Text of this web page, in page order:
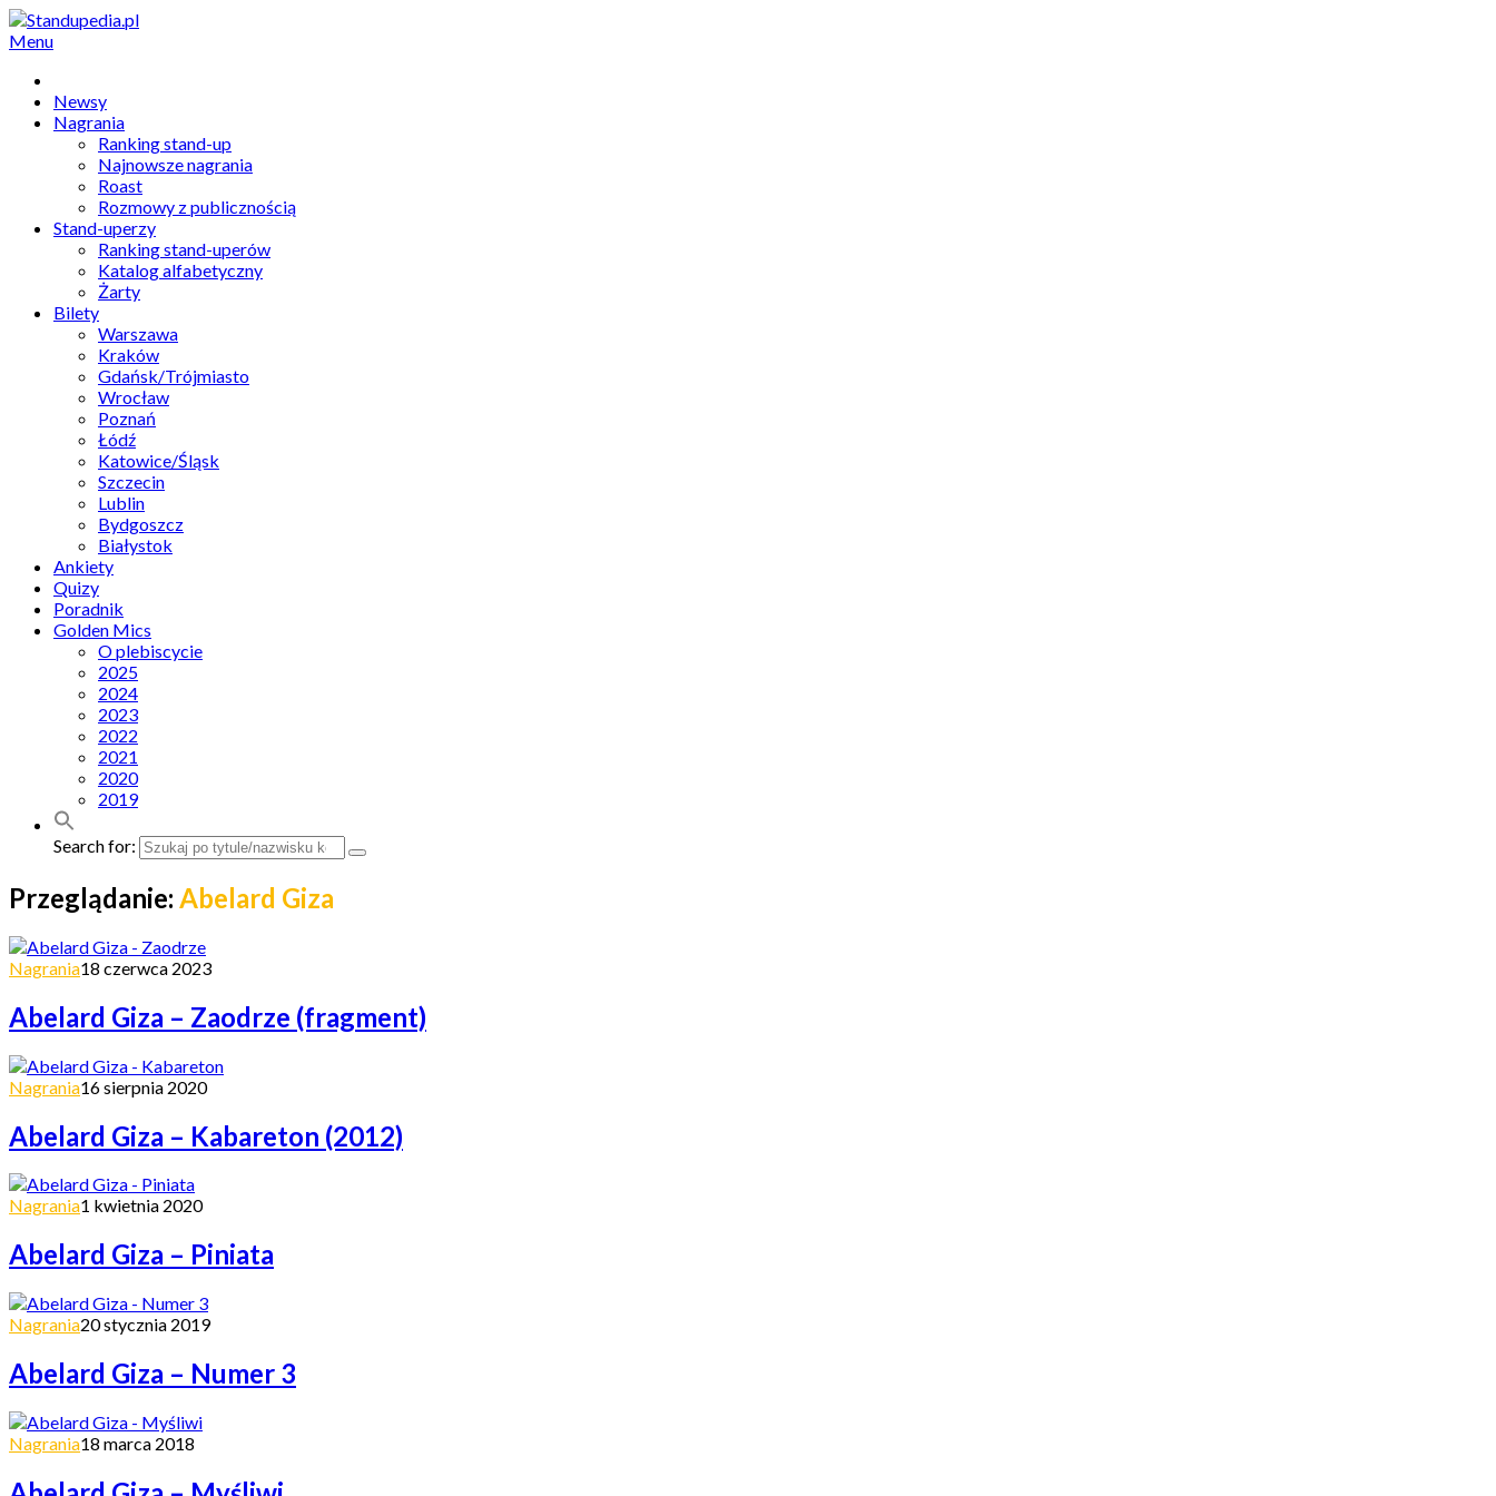
Menu
Newsy
Nagrania
Ranking stand-up
Najnowsze nagrania
Roast
Rozmowy z publicznością
Stand-uperzy
Ranking stand-uperów
Katalog alfabetyczny
Żarty
Bilety
Warszawa
Kraków
Gdańsk/Trójmiasto
Wrocław
Poznań
Łódź
Katowice/Śląsk
Szczecin
Lublin
Bydgoszcz
Białystok
Ankiety
Quizy
Poradnik
Golden Mics
O plebiscycie
2025
2024
2023
2022
2021
2020
2019
Search for:
Przeglądanie: Abelard Giza
Nagrania18 czerwca 2023
Abelard Giza – Zaodrze (fragment)
Nagrania16 sierpnia 2020
Abelard Giza – Kabareton (2012)
Nagrania1 kwietnia 2020
Abelard Giza – Piniata
Nagrania20 stycznia 2019
Abelard Giza – Numer 3
Nagrania18 marca 2018